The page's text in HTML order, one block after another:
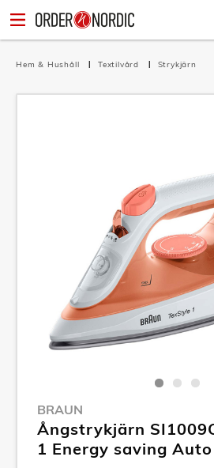
Hem & Hushåll Textilvård Strykjärn
BRAUN
Ångstrykjärn
1 Energy saving